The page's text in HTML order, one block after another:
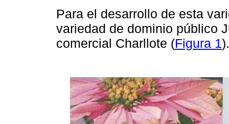
Para el desarrollo de esta
variedad de dominio público
comercial Charllote (Figura 1).